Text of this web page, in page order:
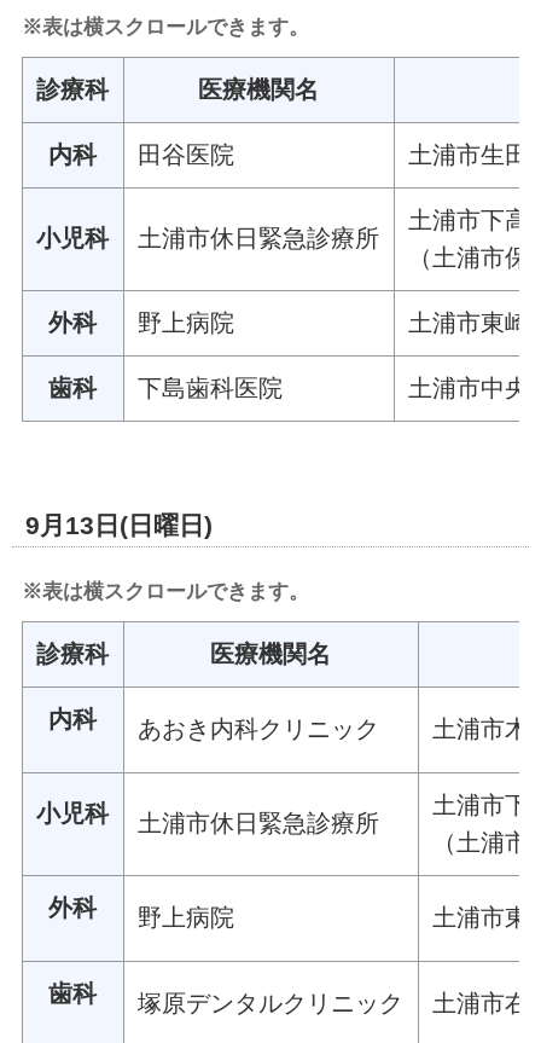
※表は横スクロールできます。
診療科 医療機関名
内科 田谷医院 土浦市生田
小児科 土浦市休日緊急診療所
土浦市下高
（土浦市
外科 野上病院 土浦市東崎
歯科 下島歯科医院 土浦市中央
9月13日(日曜日)
※表は横スクロールできます。
診療科 医療機関名
内科 あおき内科クリニック 土浦市木
小児科 土浦市休日緊急診療所
土浦市下
（土浦
外科 野上病院 土浦市東
歯科 塚原デンタルクリニック 土浦市右